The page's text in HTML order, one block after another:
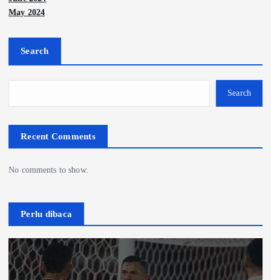
May 2024
Search
Search
Recent Comments
No comments to show.
Perlu dibaca